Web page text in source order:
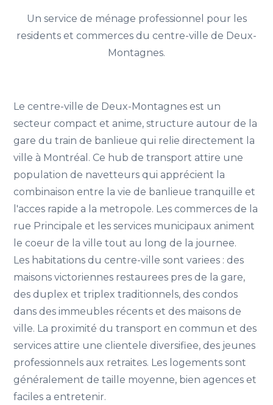
Un service de ménage professionnel pour les
residents et commerces du centre-ville de Deux-
Montagnes.
Le centre-ville de Deux-Montagnes est un
secteur compact et anime, structure autour de la
gare du train de banlieue qui relie directement la
ville à Montréal. Ce hub de transport attire une
population de navetteurs qui apprécient la
combinaison entre la vie de banlieue tranquille et
l'acces rapide a la metropole. Les commerces de la
rue Principale et les services municipaux animent
le coeur de la ville tout au long de la journee.
Les habitations du centre-ville sont variees : des
maisons victoriennes restaurees pres de la gare,
des duplex et triplex traditionnels, des condos
dans des immeubles récents et des maisons de
ville. La proximité du transport en commun et des
services attire une clientele diversifiee, des jeunes
professionnels aux retraites. Les logements sont
généralement de taille moyenne, bien agences et
faciles a entretenir.